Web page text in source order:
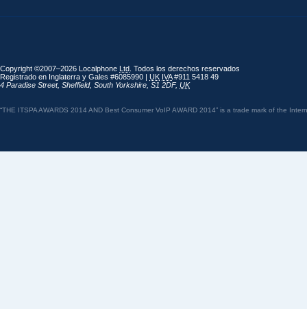
Copyright ©2007–2026 Localphone Ltd . Todos los derechos reservados
Registrado en Inglaterra y Gales #6085990 | UK IVA#911 5418 49
4 Paradise Street, Sheffield, South Yorkshire S1 2DF, UK
“THE ITSPA AWARDS 2014 AND Best Consumer VoIP AWARD 2014” is a trade mark of the